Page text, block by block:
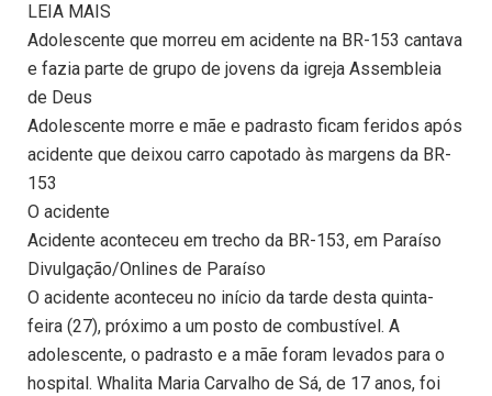
LEIA MAIS
Adolescente que morreu em acidente na BR-153 cantava
e fazia parte de grupo de jovens da igreja Assembleia
de Deus
Adolescente morre e mãe e padrasto ficam feridos após
acidente que deixou carro capotado às margens da BR-
153
O acidente
Acidente aconteceu em trecho da BR-153, em Paraíso
Divulgação/Onlines de Paraíso
O acidente aconteceu no início da tarde desta quinta-
feira (27), próximo a um posto de combustível. A
adolescente, o padrasto e a mãe foram levados para o
hospital. Whalita Maria Carvalho de Sá, de 17 anos, foi